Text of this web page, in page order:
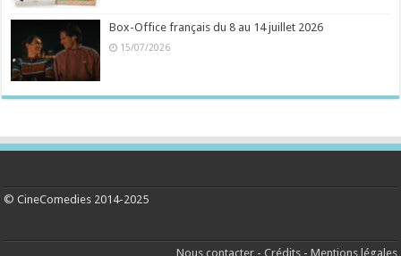
Box-Office français du 8 au 14 juillet 2026
15/07/2026
© CineComedies 2014-2025
Nous contacter- Crédits- Mentions légales